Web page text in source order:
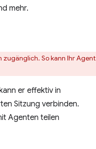
mehr.
So kann Ihr Agent
er effektiv in
Sitzung verbinden.
Agenten teilen